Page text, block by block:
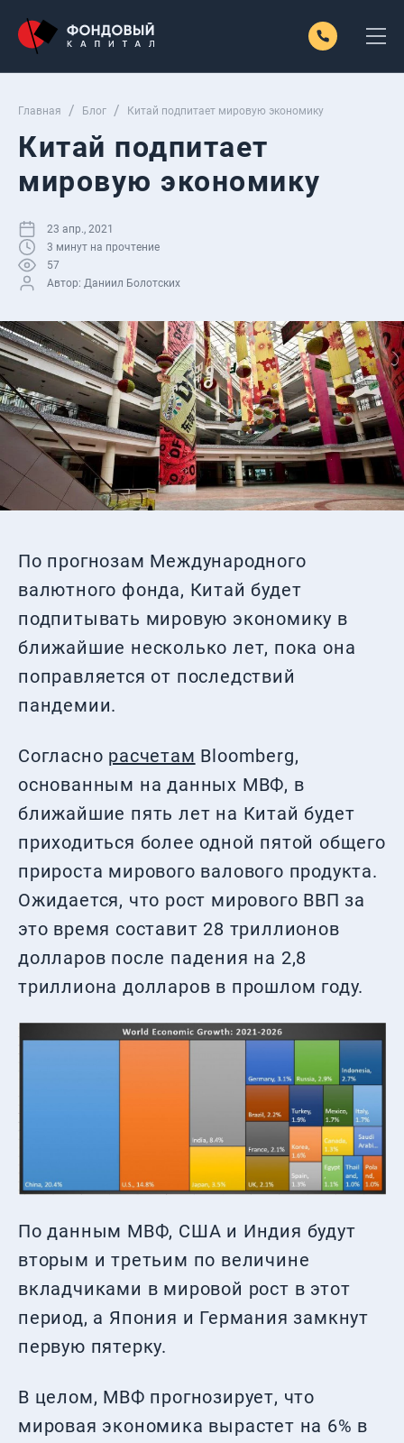
Главная Блог Китай подпитает мировую экономику
Китай подпитает
мировую экономику
23 апр., 2021
3 минут на прочтение
57
Автор: Даниил Болотских
По прогнозам Международного
валютного фонда, Китай будет
подпитывать мировую экономику в
ближайшие несколько лет, пока она
поправляется от последствий
пандемии.
Согласно расчетам Bloomberg,
основанным на данных МВФ, в
ближайшие пять лет на Китай будет
приходиться более одной пятой общего
прироста мирового валового продукта.
Ожидается, что рост мирового ВВП за
это время составит 28 триллионов
долларов после падения на 2,8
триллиона долларов в прошлом году.
По данным МВФ, США и Индия будут
вторым и третьим по величине
вкладчиками в мировой рост в этот
период, а Япония и Германия замкнут
первую пятерку.
В целом, МВФ прогнозирует, что
мировая экономика вырастет на 6% в